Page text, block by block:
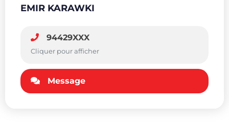
EMIR KARAWKI
94429XXX
Cliquer pour afficher
Message